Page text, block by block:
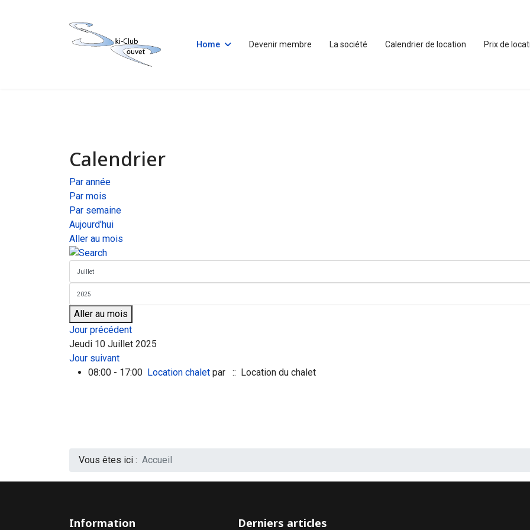
Home Devenir membre La société Calendrier de location Prix de
Calendrier
Par année
Par mois
Par semaine
Aujourd'hui
Aller au mois
Aller au mois
Jour précédent
Jeudi 10 Juillet 2025
Jour suivant
08:00 - 17:00 Location chalet par :: Location du chalet
Vous êtes ici : Accueil
Information Derniers articles